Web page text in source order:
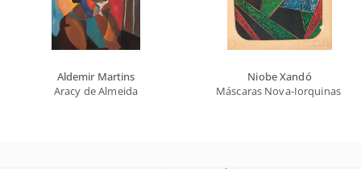
Aldemir Martins
Aracy de Almeida
Niobe Xandó
Máscaras Nova-Iorquinas II